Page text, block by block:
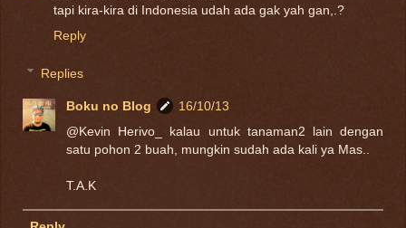
tapi kira-kira di Indonesia udah ada gak yah gan,.?
Reply
Replies
Boku no Blog
16/10/13
@Kevin Herivo_ kalau untuk tanaman2 lain dengan
satu pohon 2 buah, mungkin sudah ada kali ya Mas..
T.A.K